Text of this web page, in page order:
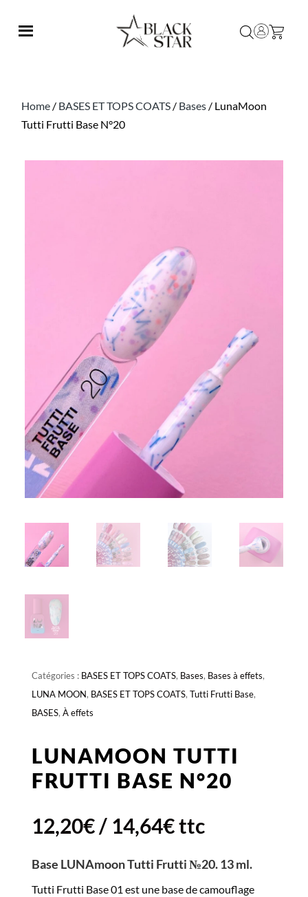
Home / BASES ET TOPS COATS / Bases / LunaMoon
Tutti Frutti Base N°20
Catégories : BASES ET TOPS COATS, Bases, Bases à effets,
LUNA MOON, BASES ET TOPS COATS, Tutti Frutti Base,
BASES, À effets
LUNAMOON TUTTI
FRUTTI BASE N°20
12,20€/ 14,64€ttc
Base LUNAmoon Tutti Frutti №20. 13 ml.
Tutti Frutti Base 01 est une base de camouflage